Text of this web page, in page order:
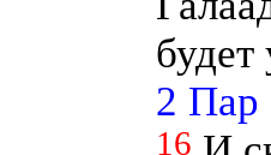
2 Пар
16